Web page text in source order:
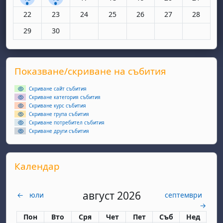
Няма събития, понеделник, 22 юни
22 Няма събития, вторник, 23 юни
23 Няма събития, сряда, 24 юни
24 Няма събития, четвъртък, 25 юни
25 Няма събития, петък, 26
26 Няма събития,
27 Няма
28
Няма събития, понеделник, 29 юни
29 Няма събития, вторник, 30 юни
30
Supplementary blocks
Прескочи Показване/скриване на събития
Показване/скриване на събития
Скриване сайт събития
Скриване категория събития
Скриване курс събития
Скриване група събития
Скриване потребител събития
Скриване други събития
Прескочи Календар
Календар
← юли август 2026
септември
→
Понеделник
Пон вторник
Вто сряда
Сря четвъртък
Чет петък
Пет събота
Съб неделя
Нед